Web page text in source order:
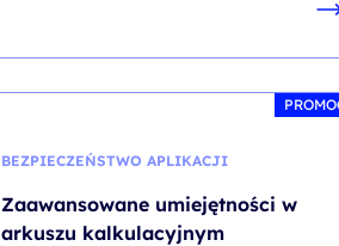
BEZPIECZEŃSTWO APLIKACJI
Zaawansowane umiejętności w
arkuszu kalkulacyjnym